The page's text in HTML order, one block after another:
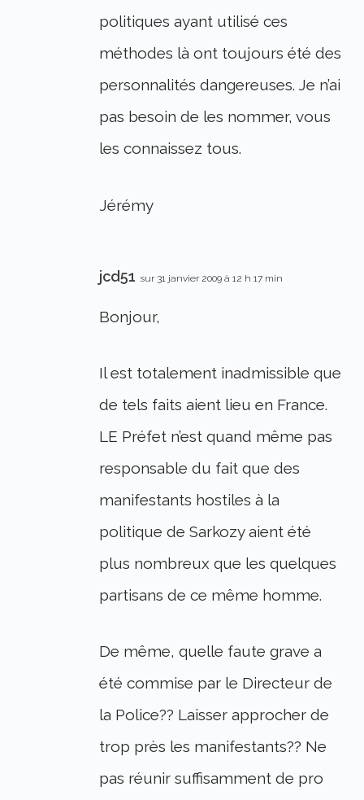
politiques ayant utilisé ces
méthodes là ont toujours été des
personnalités dangereuses. Je n’ai
pas besoin de les nommer, vous
les connaissez tous.
Jérémy
jcd51 sur 31 janvier 2009 à 12 h 17 min
Bonjour,
Il est totalement inadmissible que
de tels faits aient lieu en France.
LE Préfet n’est quand même pas
responsable du fait que des
manifestants hostiles à la
politique de Sarkozy aient été
plus nombreux que les quelques
partisans de ce même homme.
De même, quelle faute grave a
été commise par le Directeur de
la Police?? Laisser approcher de
trop près les manifestants?? Ne
pas réunir suffisamment de pro